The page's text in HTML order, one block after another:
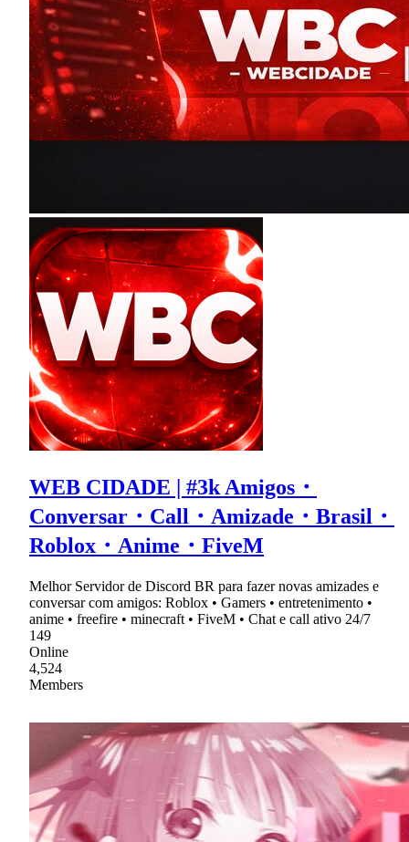
WEB CIDADE | #3k Amigos・
Conversar・Call・Amizade・Brasil・
Roblox・Anime・FiveM
Melhor Servidor de Discord BR para fazer novas amizades e
conversar com amigos: Roblox • Gamers • entretenimento •
anime • freefire • minecraft • FiveM • Chat e call ativo 24/7
149
Online
4,524
Members